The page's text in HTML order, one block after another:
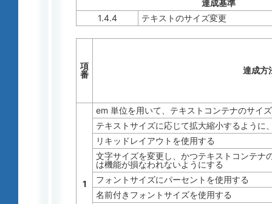
達成基準
1.4.4
テキストのサイズ変更
項
番
達成方
1
em 単位を用いて、テキストコンテナのサイ
テキストサイズに応じて拡大縮小するように
リキッドレイアウトを使用する
文字サイズを変更し、かつテキストコンテナ
は機能が損なわれないようにする
フォントサイズにパーセントを使用する
名前付きフォントサイズを使用する